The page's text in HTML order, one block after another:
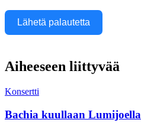
Lähetä palautetta
Aiheeseen liittyvää
Konsertti
Bachia kuullaan Lumijoella